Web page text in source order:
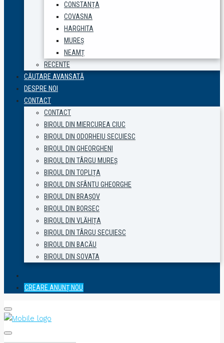
CONSTANȚA
COVASNA
HARGHITA
MUREȘ
NEAMȚ
RECENTE
CĂUTARE AVANSATĂ
DESPRE NOI
CONTACT
CONTACT
BIROUL DIN MIERCUREA CIUC
BIROUL DIN ODORHEIU SECUIESC
BIROUL DIN GHEORGHENI
BIROUL DIN TÂRGU MUREȘ
BIROUL DIN TOPLIȚA
BIROUL DIN SFÂNTU GHEORGHE
BIROUL DIN BRAȘOV
BIROUL DIN BORSEC
BIROUL DIN VLĂHIȚA
BIROUL DIN TÂRGU SECUIESC
BIROUL DIN BACĂU
BIROUL DIN SOVATA
CREARE ANUNȚ NOU